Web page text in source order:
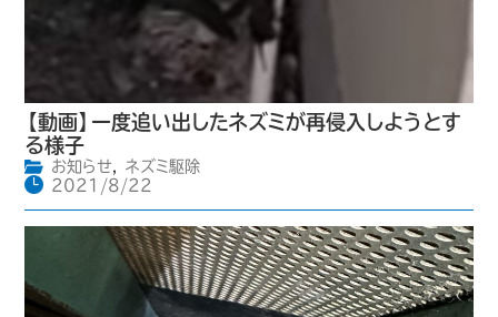
【動画】一度追い出したネズミが再侵入しようとす
る様子
お知らせ,
ネズミ駆除
2021/8/22